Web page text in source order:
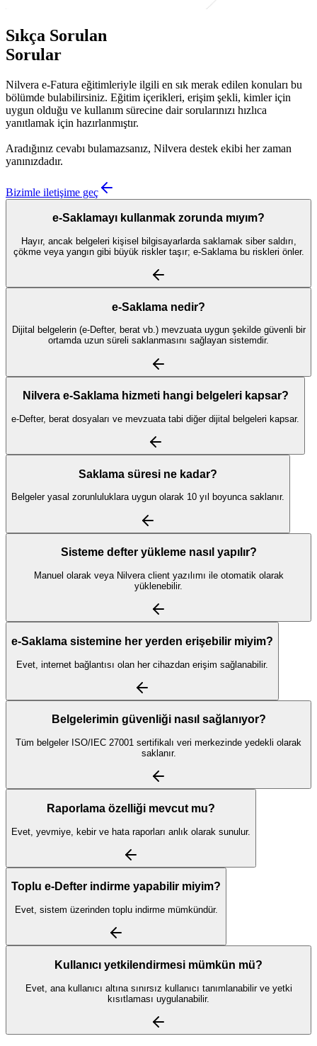
Sıkça Sorulan
Sorular
Nilvera e-Fatura eğitimleriyle ilgili en sık merak edilen konuları bu
bölümde bulabilirsiniz. Eğitim içerikleri, erişim şekli, kimler için
uygun olduğu ve kullanım sürecine dair sorularınızı hızlıca
yanıtlamak için hazırlanmıştır.
Aradığınız cevabı bulamazsanız, Nilvera destek ekibi her zaman
yanınızdadır.
Bizimle iletişime geç
e-Saklamayı kullanmak zorunda mıyım?
Hayır, ancak belgeleri kişisel bilgisayarlarda saklamak siber saldırı,
çökme veya yangın gibi büyük riskler taşır; e-Saklama bu riskleri önler.
e-Saklama nedir?
Dijital belgelerin (e-Defter, berat vb.) mevzuata uygun şekilde güvenli bir
ortamda uzun süreli saklanmasını sağlayan sistemdir.
Nilvera e-Saklama hizmeti hangi belgeleri kapsar?
e-Defter, berat dosyaları ve mevzuata tabi diğer dijital belgeleri kapsar.
Saklama süresi ne kadar?
Belgeler yasal zorunluluklara uygun olarak 10 yıl boyunca saklanır.
Sisteme defter yükleme nasıl yapılır?
Manuel olarak veya Nilvera client yazılımı ile otomatik olarak
yüklenebilir.
e-Saklama sistemine her yerden erişebilir miyim?
Evet, internet bağlantısı olan her cihazdan erişim sağlanabilir.
Belgelerimin güvenliği nasıl sağlanıyor?
Tüm belgeler ISO/IEC 27001 sertifikalı veri merkezinde yedekli olarak
saklanır.
Raporlama özelliği mevcut mu?
Evet, yevmiye, kebir ve hata raporları anlık olarak sunulur.
Toplu e-Defter indirme yapabilir miyim?
Evet, sistem üzerinden toplu indirme mümkündür.
Kullanıcı yetkilendirmesi mümkün mü?
Evet, ana kullanıcı altına sınırsız kullanıcı tanımlanabilir ve yetki
kısıtlaması uygulanabilir.